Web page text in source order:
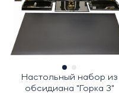
Настольный набор из
обсидиана "Горка 3"